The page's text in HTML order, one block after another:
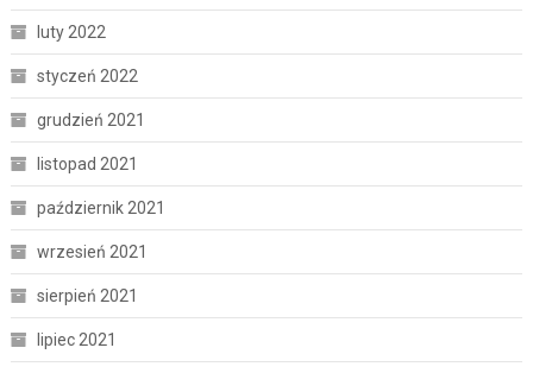
luty 2022
styczeń 2022
grudzień 2021
listopad 2021
październik 2021
wrzesień 2021
sierpień 2021
lipiec 2021